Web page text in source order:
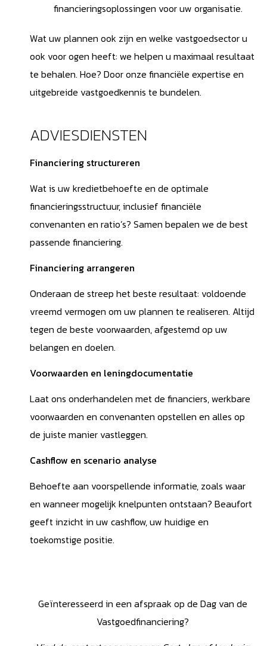
financieringsoplossingen voor uw organisatie.
Wat uw plannen ook zijn en welke vastgoedsector u
ook voor ogen heeft: we helpen u maximaal resultaat
te behalen. Hoe? Door onze financiële expertise en
uitgebreide vastgoedkennis te bundelen.
ADVIESDIENSTEN
Financiering structureren
Wat is uw kredietbehoefte en de optimale
financieringsstructuur, inclusief financiële
convenanten en ratio’s? Samen bepalen we de best
passende financiering.
Financiering arrangeren
Onderaan de streep het beste resultaat: voldoende
vreemd vermogen om uw plannen te realiseren. Altijd
tegen de beste voorwaarden, afgestemd op uw
belangen en doelen.
Voorwaarden en leningdocumentatie
Laat ons onderhandelen met de financiers, werkbare
voorwaarden en convenanten opstellen en alles op
de juiste manier vastleggen.
Cashflow en scenario analyse
Behoefte aan voorspellende informatie, zoals waar
en wanneer mogelijk knelpunten ontstaan? Beaufort
geeft inzicht in uw cashflow, uw huidige en
toekomstige positie.
Geïnteresseerd in een afspraak op de Dag van de
Vastgoedfinanciering?